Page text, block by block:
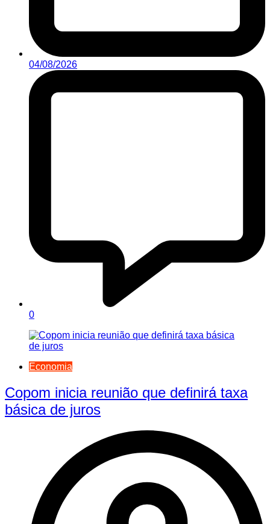
04/08/2026
0
Economia
Copom inicia reunião que definirá taxa
básica de juros